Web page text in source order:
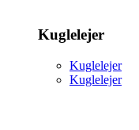
Kuglelejer
Kuglelejer
Kuglelejer